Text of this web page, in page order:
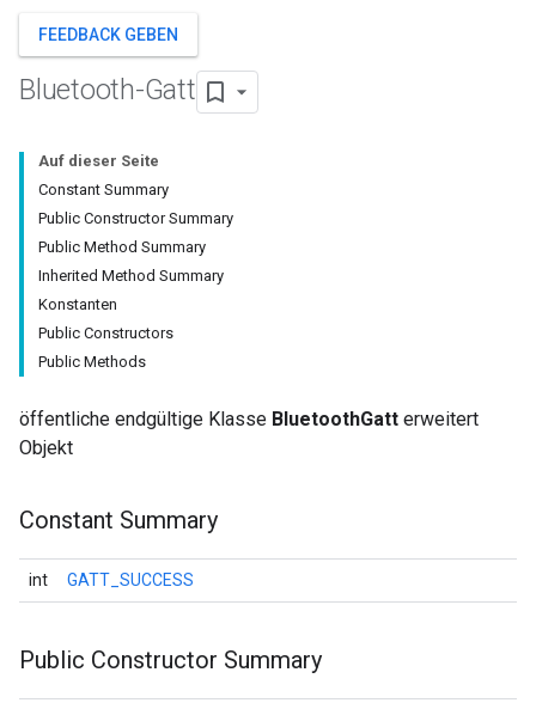
FEEDBACK GEBEN
Bluetooth-Gatt
Auf dieser Seite
Constant Summary
Public Constructor Summary
Public Method Summary
Inherited Method Summary
Konstanten
Public Constructors
Public Methods
öffentliche endgültige Klasse BluetoothGatt erweitert
Objekt
Constant Summary
int GATT_SUCCESS
Public Constructor Summary